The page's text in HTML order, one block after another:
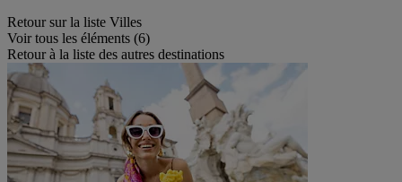
Retour sur la liste Villes
Voir tous les éléments (6)
Retour à la liste des autres destinations